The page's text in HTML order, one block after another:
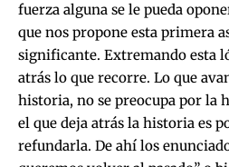
fuerza alguna se le pueda
que nos propone esta primera
significante. Extremando esta
atrás lo que recorre. Lo que
historia, no se preocupa por la
el que deja atrás la historia es
refundarla. De ahí los